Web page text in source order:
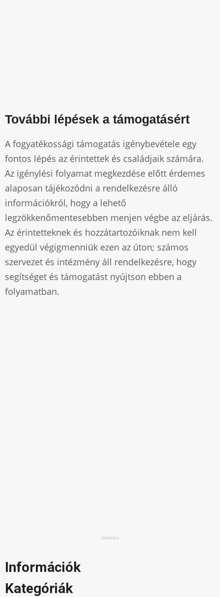
További lépések a támogatásért
A fogyatékossági támogatás igénybevétele egy
fontos lépés az érintettek és családjaik számára.
Az igénylési folyamat megkezdése előtt érdemes
alaposan tájékozódni a rendelkezésre álló
információkról, hogy a lehető
legzökkenőmentesebben menjen végbe az eljárás.
Az érintetteknek és hozzátartozóiknak nem kell
egyedül végigmenniük ezen az úton; számos
szervezet és intézmény áll rendelkezésre, hogy
segítséget és támogatást nyújtson ebben a
folyamatban.
Információk
Kategóriák